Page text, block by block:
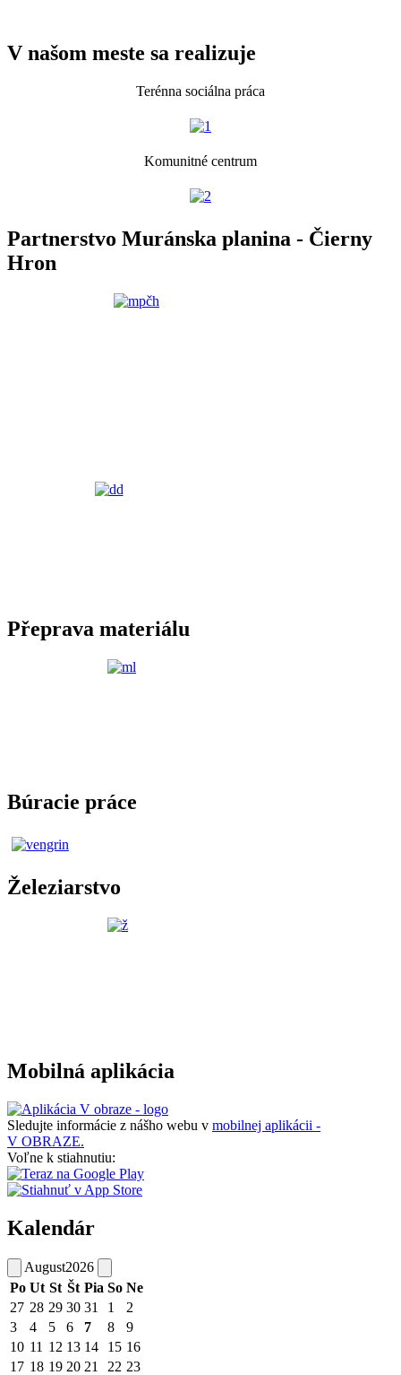
V našom meste sa realizuje
Terénna sociálna práca
Komunitné centrum
Partnerstvo Muránska planina - Čierny
Hron
Přeprava materiálu
Búracie práce
Železiarstvo
Mobilná aplikácia
Sledujte informácie z nášho webu v mobilnej aplikácii -
V OBRAZE.
Voľne k stiahnutiu:
Kalendár
August2026
Po Ut St Št Pia So Ne
27 28 29 30 31 1
2
3
4 5 6 7 8
9
10 11 12 13 14 15 16
17 18 19 20 21 22 23